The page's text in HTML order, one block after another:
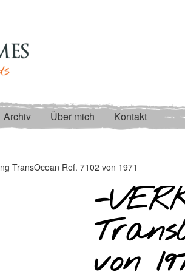
Archiv Über mich Kontakt
TransOcean Ref. 7102 von 1971
-
von